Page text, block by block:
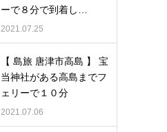
ーで８分で到着し…
2021.07.25
【 島旅 唐津市高島 】 宝
当神社がある高島までフ
ェリーで１０分
2021.07.06